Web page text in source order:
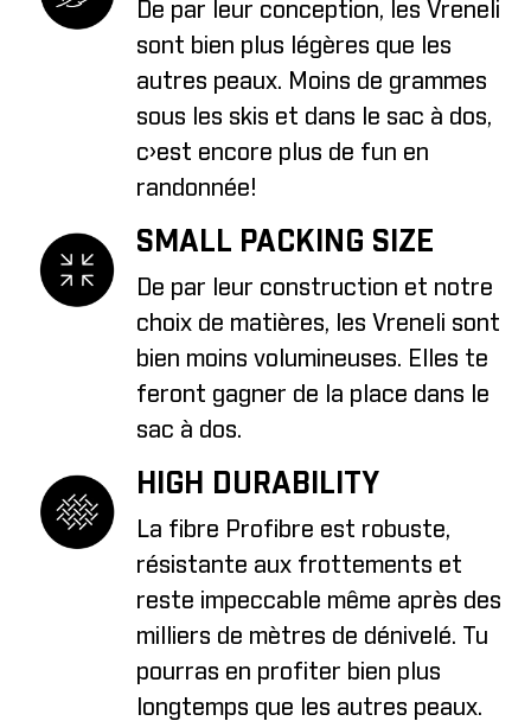
De par leur conception, les Vreneli
sont bien plus légères que les
autres peaux. Moins de grammes
sous les skis et dans le sac à dos,
c›est encore plus de fun en
randonnée!
SMALL PACKING SIZE
De par leur construction et notre
choix de matières, les Vreneli sont
bien moins volumineuses. Elles te
feront gagner de la place dans le
sac à dos.
HIGH DURABILITY
La fibre Profibre est robuste,
résistante aux frottements et
reste impeccable même après des
milliers de mètres de dénivelé. Tu
pourras en profiter bien plus
longtemps que les autres peaux.